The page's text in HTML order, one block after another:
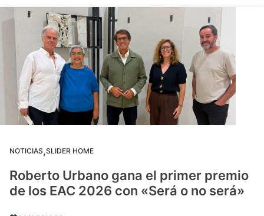
NOTICIAS,SLIDER HOME
Roberto Urbano gana el primer premio
de los EAC 2026 con «Será o no será»